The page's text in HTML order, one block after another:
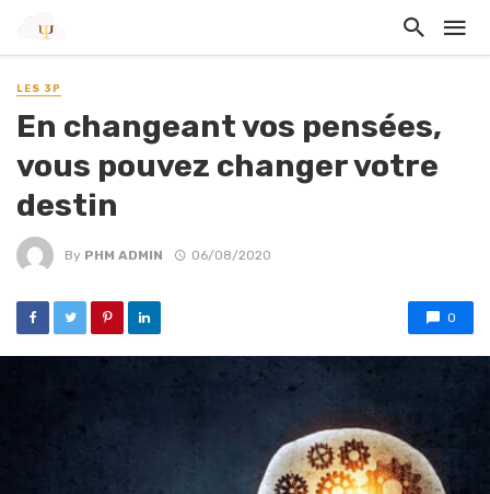
LES 3P
En changeant vos pensées,
vous pouvez changer votre
destin
By PHM ADMIN 06/08/2020
0